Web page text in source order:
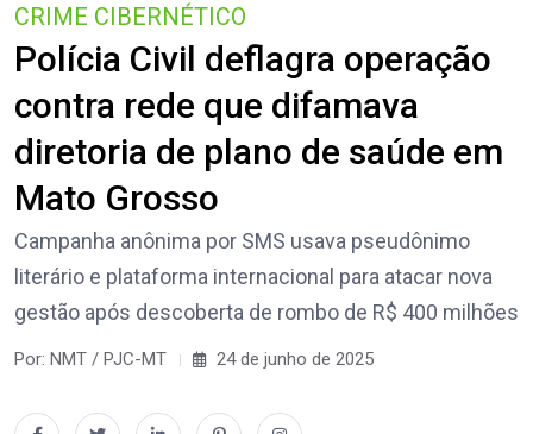
CRIME CIBERNÉTICO
Polícia Civil deflagra operação
contra rede que difamava
diretoria de plano de saúde em
Mato Grosso
Campanha anônima por SMS usava pseudônimo
literário e plataforma internacional para atacar nova
gestão após descoberta de rombo de R$ 400 milhões
Por: NMT / PJC-MT 24 de junho de 2025